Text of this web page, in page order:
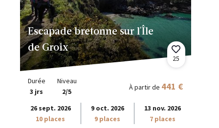
Escapade bretonne sur l'Île
de Groix
25
Durée
3 jrs
Niveau
2/5
À partir de 441 €
26 sept. 2026
10 places
9 oct. 2026
9 places
13 nov. 2026
7 places